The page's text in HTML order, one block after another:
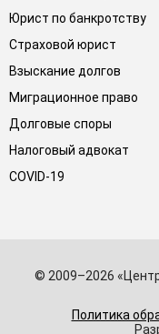
Юрист по банкротству
Страховой юрист
Взыскание долгов
Миграционное право
Долговые споры
Налоговый адвокат
COVID-19
© 2009–2026
Политика